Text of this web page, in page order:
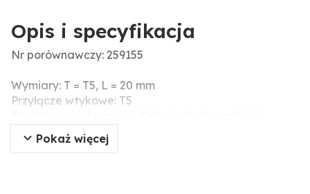
Opis i specyfikacja
Nr porównawczy: 259155
Wymiary: T = T5, L = 20 mm
Przyłącze wtykowe: T5
osobno!
Pokaż więcej